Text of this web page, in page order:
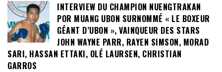
INTERVIEW DU CHAMPION NUENGTRAKAN
POR MUANG UBON SURNOMMÉ « LE BOXEUR
GÉANT D’UBON », VAINQUEUR DES STARS
JOHN WAYNE PARR, RAYEN SIMSON, MORAD
SARI, HASSAN ETTAKI, OLÉ LAURSEN, CHRISTIAN
GARROS